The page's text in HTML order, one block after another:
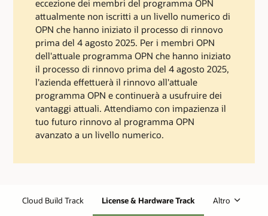
eccezione dei membri del programma OPN
attualmente non iscritti a un livello numerico di
OPN che hanno iniziato il processo di rinnovo
prima del 4 agosto 2025. Per i membri OPN
dell'attuale programma OPN che hanno iniziato
il processo di rinnovo prima del 4 agosto 2025,
l'azienda effettuerà il rinnovo all'attuale
programma OPN e continuerà a usufruire dei
vantaggi attuali. Attendiamo con impazienza il
tuo futuro rinnovo al programma OPN
avanzato a un livello numerico.
Cloud Build Track License & Hardware Track Altro